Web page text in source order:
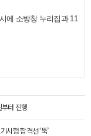
에 소방청 누리집과 11
터 진행
시험 합격선 ‘뚝’